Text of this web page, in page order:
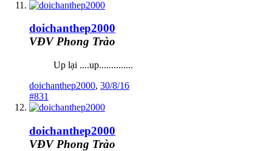
doichanthep2000
VĐV Phong Trào
Up lại ....up..............
doichanthep2000, 30/8/16
#831
doichanthep2000
VĐV Phong Trào